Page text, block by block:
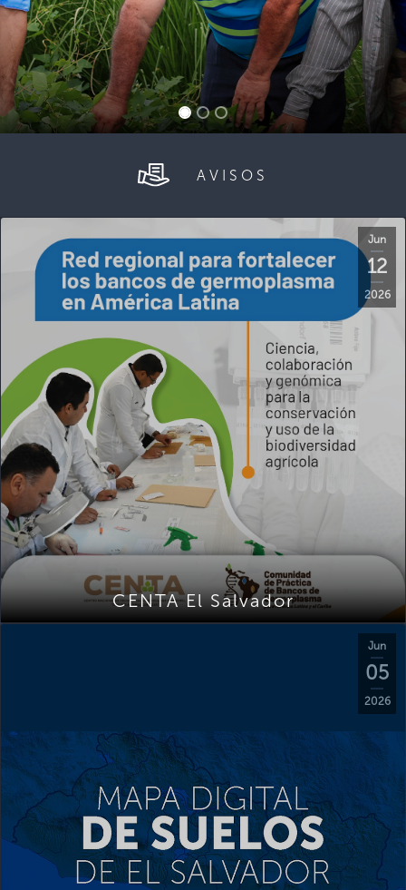
AVISOS
Jun
12
2026
CENTA El Salvador
Jun
05
2026